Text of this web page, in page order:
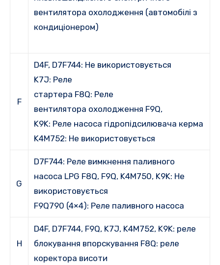
вентилятора охолодження (автомобілі з
кондиціонером)
F
D4F, D7F744: Не використовується
K7J: Реле
стартера F8Q: Реле
вентилятора охолодження F9Q,
K9K: Реле насоса гідропідсилювача керма
K4M752: Не використовується
G
D7F744: Реле вимкнення паливного
насоса LPG F8Q, F9Q, K4M750, K9K: Не
використовується
F9Q790 (4×4): Реле паливного насоса
H
D4F, D7F744, F9Q, K7J, K4M752, K9K: реле
блокування впорскування F8Q: реле
коректора висоти